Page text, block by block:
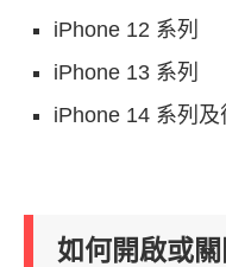
iPhone 12 系列
iPhone 13 系列
iPhone 14 系列
如何開啟或